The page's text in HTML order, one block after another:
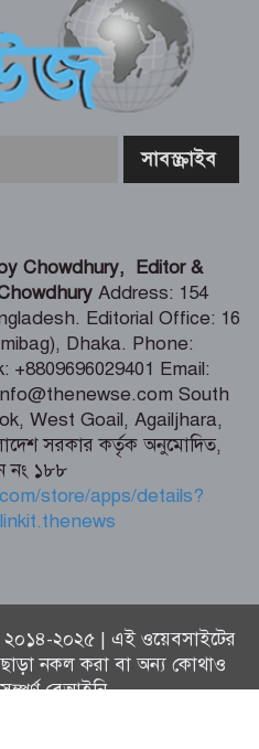
২৬৫ আইন কর্মকর্তা নিয়োগ:
থাকায় প্রতিক্রিয়া
নেই খোঁজ!
হবে আঞ্চলিক রাসায়নিক
কমবে মাদক মামলার জট –
ভাষায় বলা হচ্ছে সরকারকে ৫
দেয়া হবে না – মির্জা ফখরুল
Chowdhury, Editor &
Address: 154
Editorial Office: 16
Dhaka. Phone:
+8809696029401 Email:
South
West Goail, Agailjhara,
সরকার কর্তৃক অনুমোদিত,
নং ১৮৮
২০১৪-২০২৫ | এই ওয়েবসাইটের
নকল করা বা অন্য কোথাও
বেআইনি